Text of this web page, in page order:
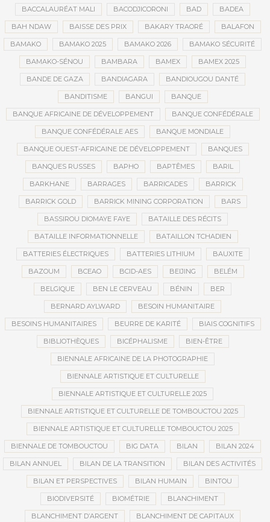
BACCALAURÉAT MALI BACODJICORONI BAD BADEA
BAH NDAW BAISSE DES PRIX BAKARY TRAORÉ BALAFON
BAMAKO BAMAKO 2025 BAMAKO 2026 BAMAKO SÉCURITÉ
BAMAKO-SÉNOU BAMBARA BAMEX BAMEX 2025
BANDE DE GAZA BANDIAGARA BANDIOUGOU DANTÉ
BANDITISME BANGUI BANQUE
BANQUE AFRICAINE DE DÉVELOPPEMENT BANQUE CONFÉDÉRALE
BANQUE CONFÉDÉRALE AES BANQUE MONDIALE
BANQUE OUEST-AFRICAINE DE DÉVELOPPEMENT BANQUES
BANQUES RUSSES BAPHO BAPTÊMES BARIL
BARKHANE BARRAGES BARRICADES BARRICK
BARRICK GOLD BARRICK MINING CORPORATION BARS
BASSIROU DIOMAYE FAYE BATAILLE DES RÉCITS
BATAILLE INFORMATIONNELLE BATAILLON TCHADIEN
BATTERIES ÉLECTRIQUES BATTERIES LITHIUM BAUXITE
BAZOUM BCEAO BCID-AES BEIJING BELÉM
BELGIQUE BEN LE CERVEAU BÉNIN BER
BERNARD AYLWARD BESOIN HUMANITAIRE
BESOINS HUMANITAIRES BEURRE DE KARITÉ BIAIS COGNITIFS
BIBLIOTHÈQUES BICÉPHALISME BIEN-ÊTRE
BIENNALE AFRICAINE DE LA PHOTOGRAPHIE
BIENNALE ARTISTIQUE ET CULTURELLE
BIENNALE ARTISTIQUE ET CULTURELLE 2025
BIENNALE ARTISTIQUE ET CULTURELLE DE TOMBOUCTOU 2025
BIENNALE ARTISTIQUE ET CULTURELLE TOMBOUCTOU 2025
BIENNALE DE TOMBOUCTOU BIG DATA BILAN BILAN 2024
BILAN ANNUEL BILAN DE LA TRANSITION BILAN DES ACTIVITÉS
BILAN ET PERSPECTIVES BILAN HUMAIN BINTOU
BIODIVERSITÉ BIOMÉTRIE BLANCHIMENT
BLANCHIMENT D’ARGENT BLANCHIMENT DE CAPITAUX